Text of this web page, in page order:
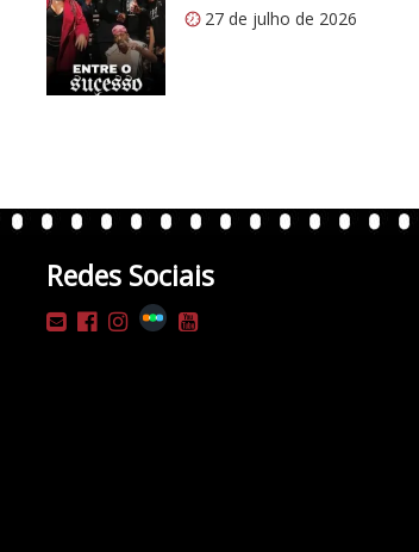
27 de julho de 2026
Redes Sociais